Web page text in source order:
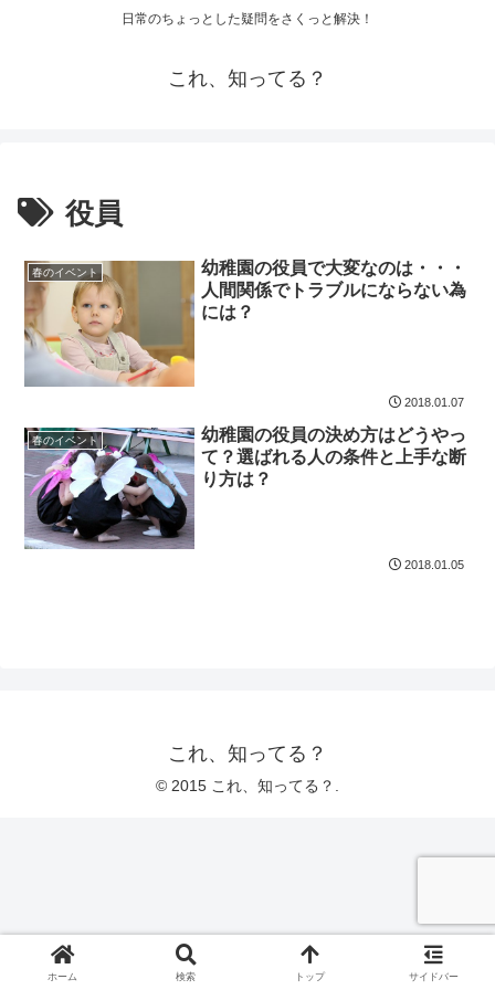
日常のちょっとした疑問をさくっと解決！
これ、知ってる？
役員
春のイベント
幼稚園の役員で大変なのは・・・
人間関係でトラブルにならない為
には？
2018.01.07
春のイベント
幼稚園の役員の決め方はどうやっ
て？選ばれる人の条件と上手な断
り方は？
2018.01.05
これ、知ってる？
© 2015 これ、知ってる？.
ホーム 検索 トップ サイドバー